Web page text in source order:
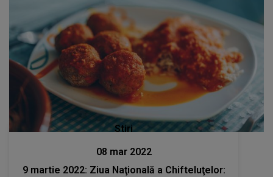
Stiri
08 mar 2022
9 martie 2022: Ziua Naţională a Chifteluţelor: